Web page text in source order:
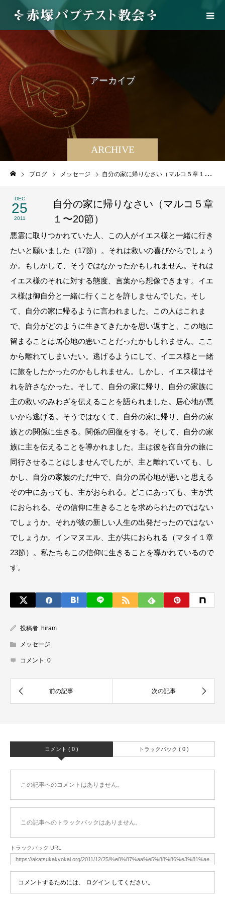
ARCHIVE
アーカイブ
ブログ メッセージ 自分の家に帰りなさい（マルコ５章１〜20節）
DEC
25
2011
自分の家に帰りなさい（マルコ５章
１〜20節）
悪霊に取りつかれていた人、この人がイエス様と一緒に行き
たいと願いました（17節）。それは救いの喜びからでしょう
か。もしかして、そうではなかったかもしれません。それは
イエス様のそれに対する態度、言葉から想像できます。イエ
ス様は御自分と一緒に行くことを許しませんでした。そし
て、自分の家に帰るように言われました。この人はこれま
で、自分がどのように生きてきたかを思い返すと、この地に
留まることは居心地の悪いことだったかもしれません。ここ
から離れてしまいたい。逃げるようにして、イエス様と一緒
に旅をしたかったのかもしれません。しかし、イエス様はそ
れを許さなかった。そして、自分の家に帰り、自分の家族に
主の救いのみわざを伝えることを語られました。居心地が悪
いから逃げる。そうではなくて、自分の家に帰り、自分の家
族との関係に生きる。関係の回復をする。そして、自分の家
族に主を伝えることを導かれました。主は彼を御自分の旅に
同行させることはしませんでしたが、主と離れていても、し
かし、自分の家族のただ中で、自分の居心地が悪いと思える
その中にあっても、主がおられる。どこにあっても、主が共
におられる。その信仰に生きることを求められたのではない
でしょうか。それが彼の新しい人生の出発だったのではない
でしょうか。インマヌエル、主が共におられる（マタイ１章
23節）。私たちもこの信仰に生きることを導かれているので
す。
投稿者: hiram
メッセージ
コメント: 0
コメント ( 0 ) トラックバック ( 0 )
この記事へのコメントはありません。
この記事へのトラックバックはありません。
トラックバック URL
コメントするためには、 ログイン してください。